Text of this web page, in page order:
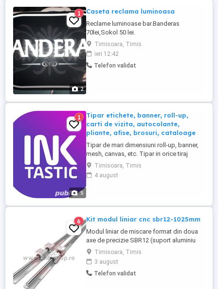
2
1 Caseta reclama luminoasa
Reclame luminoase bar.Banderas
70lei,Sokol 50 lei.
Timisoara, Timis
ieri 12:42
Telefon validat
5
1
Tipar etichete, banner, roll-up,
carti de vizita, autocolante,
pliante, afise, brosuri, cataloage
Tipar de mari dimensiuni roll-up, banner,
mesh, canvas, etc. Tipar in orice tiraj
etichete, carti de vizita, autocolante,
pliante, afise, brosuri, cataloage, carti,
reviste, prospecte, flyere, fluturasi
calendare de perete ...
Timisoara, Timis
4 august
6 Kit modul liniar cnc sbr12-1025mm
Modul liniar de miscare format din doua
axe de precizie SBR12 (suport aluminiu
integral pe toata lungimea), axa cromata,
cimentata 12mm si patru rulmenti liniari
deschisi cu bile in carcasa de aluminiu
SBR12UU. Rulmentii au mai multe randuri
Timisoara, Timis
3 august
Telefon validat